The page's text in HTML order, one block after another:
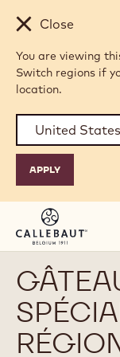
Skip to main
Close
You are viewing
Switch regions if
location.